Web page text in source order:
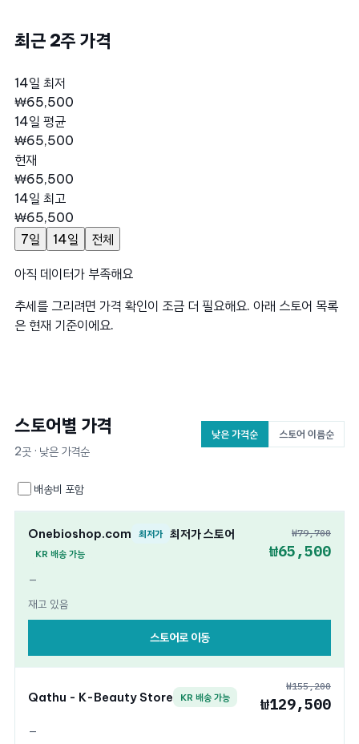
최근 2주 가격
14일 최저
₩65,500
14일 평균
₩65,500
현재
₩65,500
14일 최고
₩65,500
7일
14일 전체
아직 데이터가 부족해요
추세를 그리려면 가격 확인이 조금 더 필요해요. 아래 스토어 목록
은 현재 기준이에요.
스토어별 가격
2곳 · 낮은 가격순
낮은 가격순 스토어 이름순
배송비 포함
Onebioshop.com 최저가 최저가 스토어
KR 배송 가능
—
재고 있음
₩79,700
₩65,500
스토어로 이동
Qathu - K-Beauty Store KR 배송 가능
—
₩155,200
₩129,500